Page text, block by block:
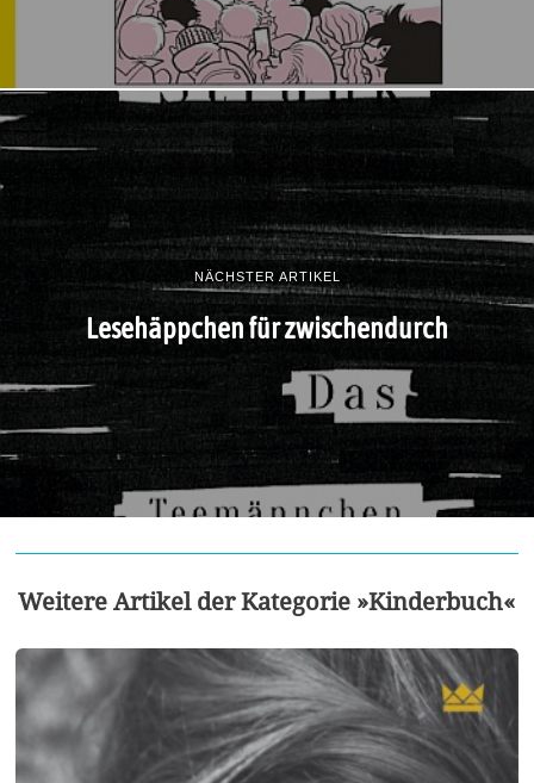
NÄCHSTER ARTIKEL
Lesehäppchen für zwischendurch
Weitere Artikel der Kategorie »Kinderbuch«